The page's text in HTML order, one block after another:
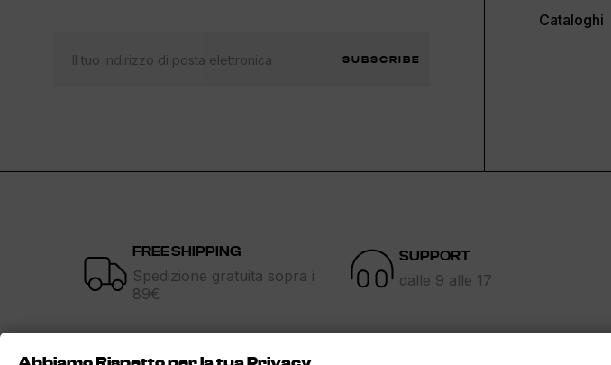
SUBSCRIBE
Cataloghi
FREE SHIPPING
Spedizione gratuita sopra i
89€
SUPPORT
dalle 9 alle 17